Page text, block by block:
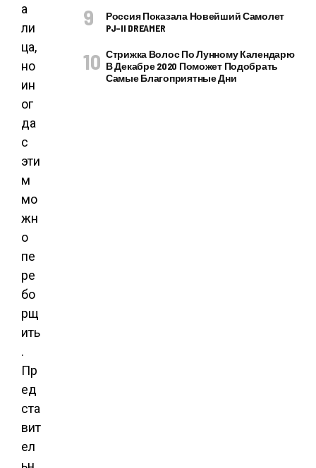
а
ли
ца,
но
ин
ог
да
с
эти
м
мо
жн
о
пе
ре
бо
рщ
ить
.
Пр
ед
ста
вит
ел
Россия Показала Новейший Самолет
PJ–II DREAMER
Стрижка Волос По Лунному Календарю
В Декабре 2020 Поможет Подобрать
Самые Благоприятные Дни